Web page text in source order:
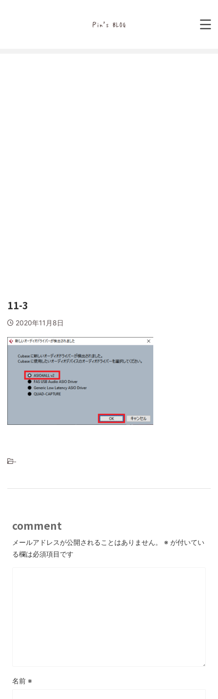
11-3
2020年11月8日
-
comment
メールアドレスが公開されることはありません。 ※ が付いてい
る欄は必須項目です
名前 ※